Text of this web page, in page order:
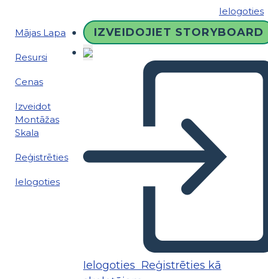
Ielogoties
Mājas Lapa
Resursi
Cenas
Izveidot
Montāžas
Skala
Reģistrēties
Ielogoties
IZVEIDOJIET STORYBOARD
Ielogoties Reģistrēties kā